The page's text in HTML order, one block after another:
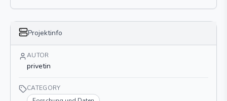
Projektinfo
AUTOR
privetin
CATEGORY